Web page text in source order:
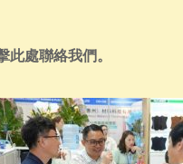
此處聯絡我們。